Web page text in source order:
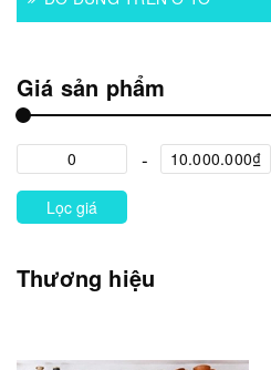
Giá sản phẩm
Lọc giá
Thương hiệu